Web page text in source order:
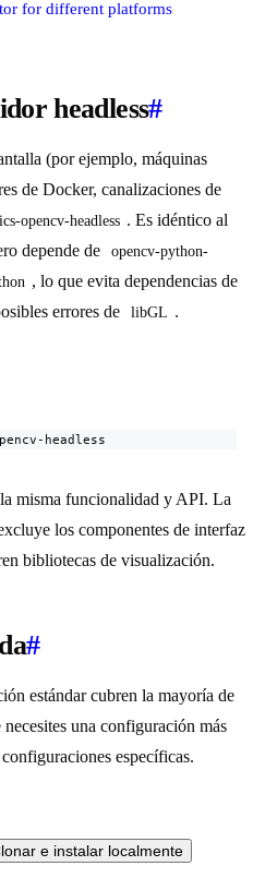
headless#
(por ejemplo, máquinas
de Docker, canalizaciones de
opencv-headless . Es idéntico al
depende de
opencv-python-
, lo que evita dependencias de
errores de
libGL .
headless
misma funcionalidad y API. La
los componentes de interfaz
bibliotecas de visualización.
#
estándar cubren la mayoría de
una configuración más
específicas.
e instalar localmente